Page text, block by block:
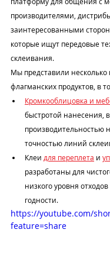
производителями,
заинтересованными
которые ищут передовые
склеивания.
Мы представили
флагманских продуктов, в
Кромкооблицовка и
быстротой нанесения,
производительностью
точностью линий
Клеи для переплета и
разработаны для
низкого уровня
годности.
https://youtube.com/
feature=share